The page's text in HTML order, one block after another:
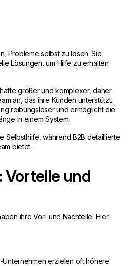
Probleme selbst zu lösen. Sie
Lösungen, um Hilfe zu erhalten
größer und komplexer, daher
an, das ihre Kunden unterstützt.
reibungsloser und ermöglicht die
in einem System.
Selbsthilfe, während B2B detaillierte
bietet.
Vorteile und
ihre Vor- und Nachteile. Hier
Unternehmen erzielen oft höhere